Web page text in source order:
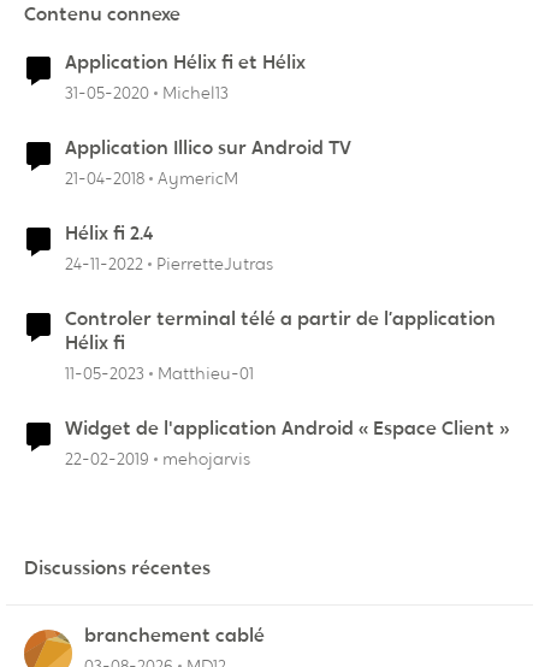
Contenu connexe
Application Hélix fi et Hélix
31-05-2020 Michel13
Application Illico sur Android TV
21-04-2018 AymericM
Hélix fi 2.4
24-11-2022 PierretteJutras
Controler terminal télé a partir de l’application
Hélix fi
11-05-2023 Matthieu-01
Widget de l'application Android « Espace Client »
22-02-2019 mehojarvis
Discussions récentes
branchement cablé